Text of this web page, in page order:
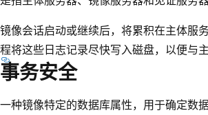
镜像会话启动或继续后，将累积在主体服
程将这些日志记录尽快写入磁盘，以便与
事务安全
一种镜像特定的数据库属性，用于确定数